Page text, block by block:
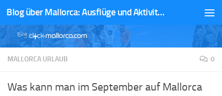
Zum Inhalt springen Blog über Mallorca: Ausflüge und Aktivitäten
MALLORCA URLAUB 0
Was kann man im September auf Mallorca